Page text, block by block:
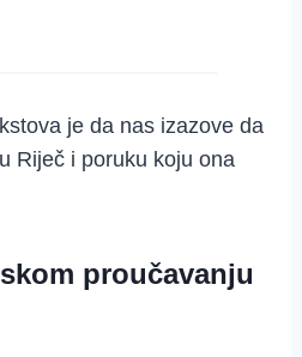
je da nas izazove da
Riječ i poruku koju ona
proučavanju